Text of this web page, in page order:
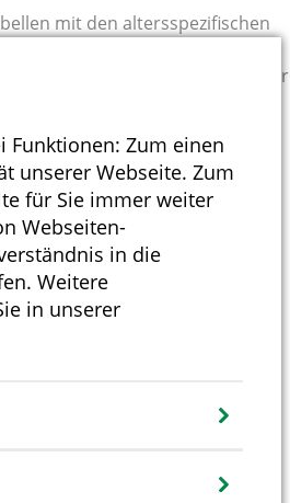
mit den altersspezifischen
zu den
inklusive der Ableitung der
Ernährung
(2025)
ist gekennzeichnet,
Referenzwerten
Funktionen: Zum einen
unserer Webseite. Zum
für Sie immer weiter
Webseiten-
in die
Weitere
in unserer